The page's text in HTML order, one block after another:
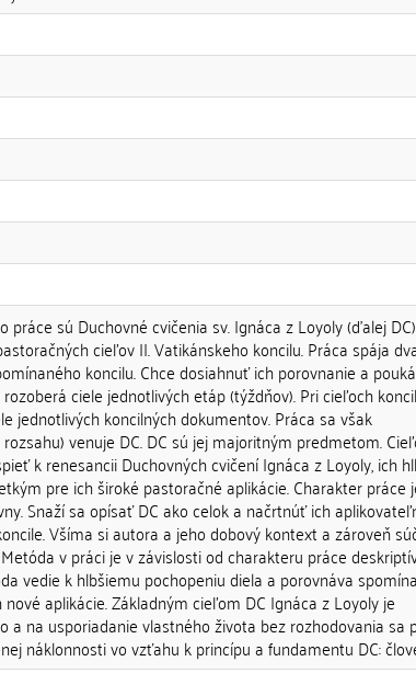
sú Duchovné cvičenia sv. Ignáca z Loyoly (ďalej
cieľov II. Vatikánskeho koncilu. Práca spája
koncilu. Chce dosiahnuť ich porovnanie a
ciele jednotlivých etáp (týždňov). Pri cieľoch
jednotlivých koncilných dokumentov. Práca sa však
venuje DC. DC sú jej majoritným predmetom.
k renesancii Duchovných cvičení Ignáca z Loyoly, ich
pre ich široké pastoračné aplikácie. Charakter práce
Snaží sa opísať DC ako celok a načrtnúť ich
Všíma si autora a jeho dobový kontext a zároveň
v práci je v závislosti od charakteru práce
vedie k hlbšiemu pochopeniu diela a porovnáva
aplikácie. Základným cieľom DC Ignáca z Loyoly je
a na usporiadanie vlastného života bez rozhodovania sa
náklonnosti vo vzťahu k princípu a fundamentu DC: